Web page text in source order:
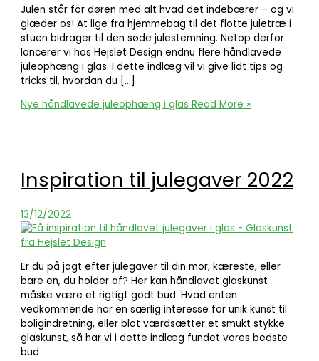
Julen står for døren med alt hvad det indebærer – og vi
glæder os! At lige fra hjemmebag til det flotte juletræ i
stuen bidrager til den søde julestemning. Netop derfor
lancerer vi hos Hejslet Design endnu flere håndlavede
juleophæng i glas. I dette indlæg vil vi give lidt tips og
tricks til, hvordan du […]
Nye håndlavede juleophæng i glas Read More »
Inspiration til julegaver 2022
13/12/2022
Er du på jagt efter julegaver til din mor, kæreste, eller
bare en, du holder af? Her kan håndlavet glaskunst
måske være et rigtigt godt bud. Hvad enten
vedkommende har en særlig interesse for unik kunst til
boligindretning, eller blot værdsætter et smukt stykke
glaskunst, så har vi i dette indlæg fundet vores bedste
bud